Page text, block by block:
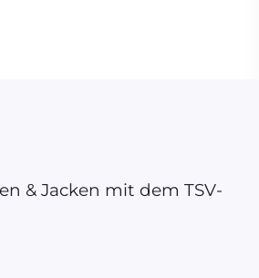
& Jacken mit dem TSV-